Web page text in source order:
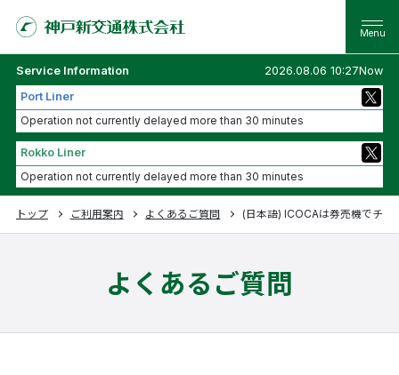
Service Information
2026.08.06 10:27Now
Port Liner
Operation not currently delayed more than 30 minutes
Rokko Liner
Operation not currently delayed more than 30 minutes
トップ ご利用案内 よくあるご質問 (日本語) ICOCAは券売機でチャ
よくあるご質問